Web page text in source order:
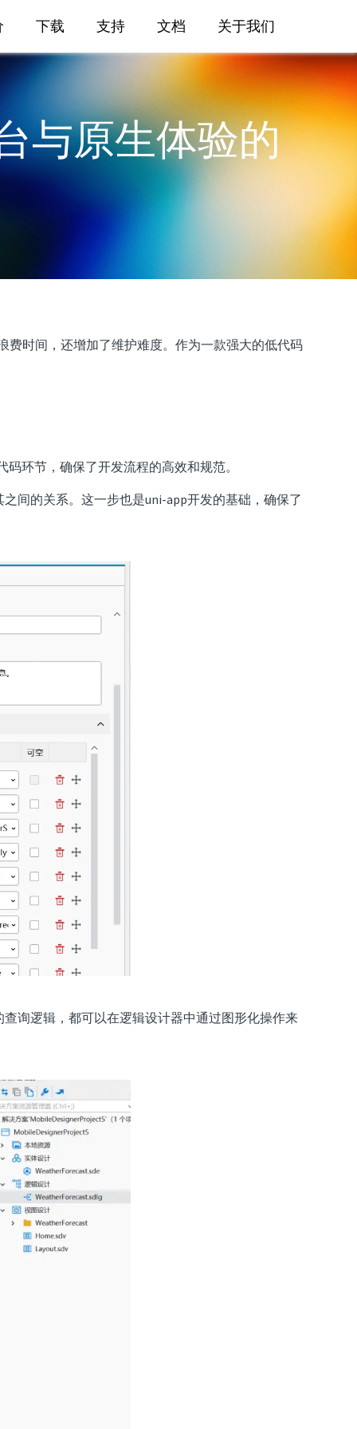
下载 支持 文档 关于我们
与原生体验的
时间，还增加了维护难度。作为一款强大的低代码
环节，确保了开发流程的高效和规范。
间的关系。这一步也是uni-app开发的基础，确保了
询逻辑，都可以在逻辑设计器中通过图形化操作来